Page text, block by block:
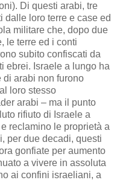
Di questi arabi, tre
dalle loro terre e case ed
militare che, dopo due
le terre ed i conti
subito confiscati da
ebrei. Israele a lungo ha
di arabi non furono
loro stesso
arabi – ma il punto
rifiuto di Israele a
reclamino le proprietà a
per due decadi, questi
gonfiate per aumento
a vivere in assoluta
ai confini israeliani, a